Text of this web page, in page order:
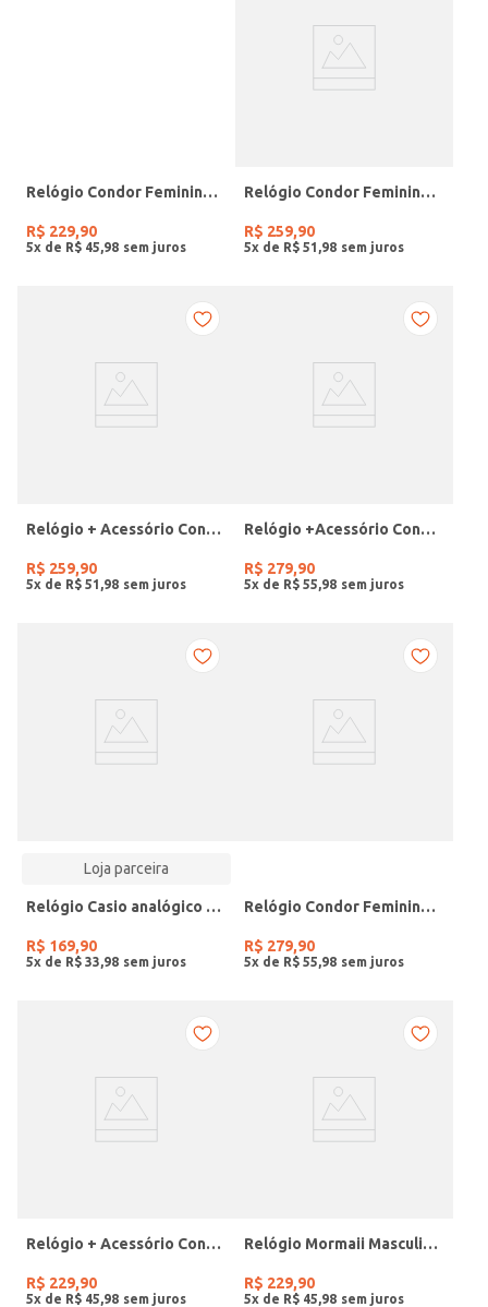
Relógio Condor Feminino PRATA
R$ 229,90
5x de R$ 45 98
Relógio Condor Feminino DOURADO
R$ 259,90
5x de R$ 51 98
Relógio + Acessório Condor Feminino PRATA
R$ 259,90
5x de R$ 51 98
Relógio +Acessório Condor Feminino DOURADO
R$ 279,90
5x de R$ 55 98
Loja parceira
Relógio Casio analógico MW-240-4BVDF-SC
R$ 169,90
5x de R$ 33 98
Relógio Condor Feminino DOURADO
R$ 279,90
5x de R$ 55 98
Relógio + Acessório Condor Feminino PRATA
R$ 229,90
5x de R$ 45 98
Relógio Mormaii Masculino PRETO
R$ 229,90
5x de R$ 45 98